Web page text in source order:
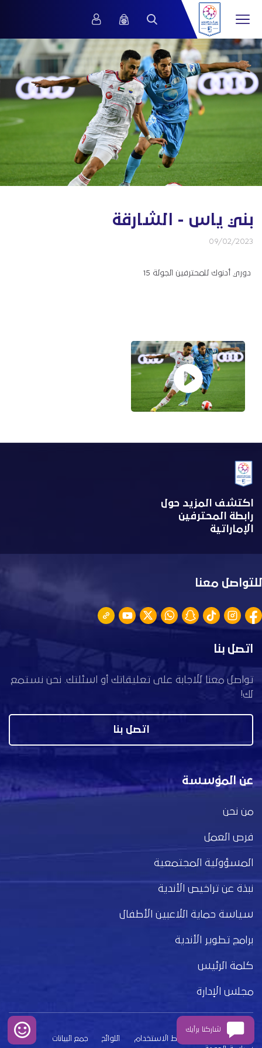
بني ياس - الشارقة
09/02/2023
دوري أدنوك للمحترفين الجولة 15
اكتشف المزيد حول
رابطة المحترفين
الإماراتية
للتواصل معنا
اتصل بنا
تواصل معنا للاجابة على تعليقاتك أو اسئلتك. نحن نستمع
لك!
اتصل بنا
عن المؤسسة
من نحن
فرص العمل
المسؤولية المجتمعية
نبذة عن تراخيص الأندية
سياسة حماية اللاعبين الأطفال
برامج تطوير الأندية
كلمة الرئيس
مجلس الإدارة
بيان الخصوصية شروط الاستخدام اللوائح
جمع البيانات
شاركنا برأيك